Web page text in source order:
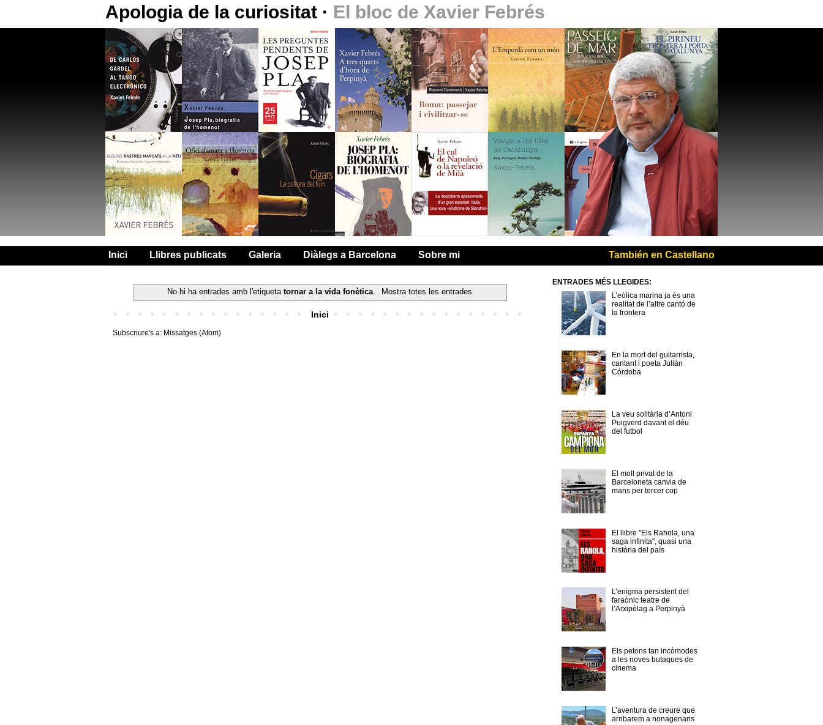
Apologia de la curiositat · El bloc de Xavier Febrés
Inici Llibres publicats Galeria Diàlegs a Barcelona Sobre mi También en Castellano
No hi ha entrades amb l'etiquetatornar a la vida fonètica Mostra totes les entrades
Inici
Subscriure's a: Missatges (Atom)
ENTRADES MÉS LLEGIDES:
L’eòlica marina ja és una
realitat de l’altre cantó de
la frontera
En la mort del guitarrista,
cantant i poeta Julián
Córdoba
La veu solitària d’Antoni
Puigverd davant el déu
del futbol
El moll privat de la
Barceloneta canvia de
mans per tercer cop
El llibre "Els Rahola, una
saga infinita", quasi una
història del país
L’enigma persistent del
faraònic teatre de
l’Arxipèlag a Perpinyà
Els petons tan incòmodes
a les noves butaques de
cinema
L’aventura de creure que
arribarem a nonagenaris